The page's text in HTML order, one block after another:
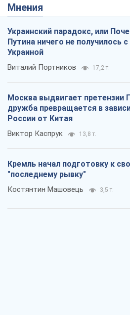
Мнения
Украинский парадокс, или
Путина ничего не получилось с
Украиной
Виталий Портников 17,2 т.
Москва выдвигает претензии
дружба превращается в
России от Китая
Виктор Каспрук 13,8 т.
Кремль начал подготовку к
"последнему рывку"
Костянтин Машовець 3,5 т.